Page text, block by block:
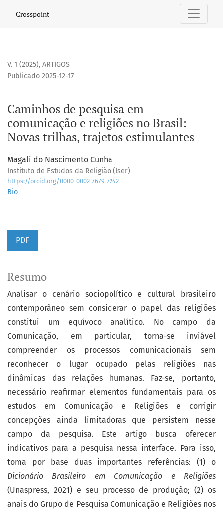
Caminhos de pesquisa em comunicação e religiões no
Crosspoint
V. 1 (2025), ARTIGOS
Caminhos de pesquisa em
comunicação e religiões no Brasil:
Novas trilhas, trajetos estimulantes
Publicado 2025-12-17
Magali do Nascimento Cunha
Instituto de Estudos da Religião (Iser)
https://orcid.org/0000-0002-7679-7242
Bio
PDF
Resumo
Analisar o cenário sociopolítico e cultural brasileiro
contemporâneo sem considerar o papel das religiões
constitui um equívoco analítico. No campo da
Comunicação, em particular, torna-se inviável
compreender os processos comunicacionais sem
reconhecer o lugar ocupado pelas religiões nas
dinâmicas das relações humanas. Faz-se, portanto,
necessário reafirmar elementos fundamentais para os
estudos em Comunicação e Religiões e corrigir
concepções ainda limitadoras que persistem nesse
campo da pesquisa. Este artigo busca oferecer
indicativos para a pesquisa nessa interface. Para isso,
toma por base duas importantes referências: (1) o
Dicionário Brasileiro em Comunicação e Religiões
(Unaspress, 2021) e seu processo de produção; (2) os
anais do Grupo de Pesquisa Comunicação e Religiões nos